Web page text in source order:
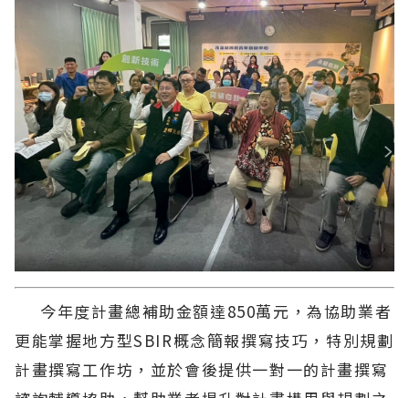
今年度計畫總補助金額達850萬元，為協助業者
更能掌握地方型SBIR概念簡報撰寫技巧，特別規劃
計畫撰寫工作坊，並於會後提供一對一的計畫撰寫